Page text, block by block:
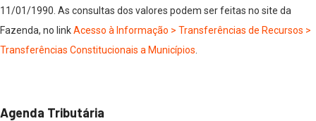
11/01/1990. As consultas dos valores podem ser feitas no site da
Fazenda, no linkAcesso à Informação > Transferências de Recursos >
Transferências Constitucionais a Municípios
Agenda Tributária